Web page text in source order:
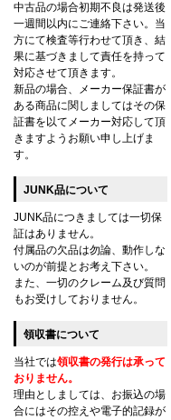
中古品の場合初期不良は発送後
一週間以内にご連絡下さい。当
方にて検査等行わせて頂き、結
果に基づきまして責任を持って
対応させて頂きます。
新品の場合、メーカー保証書が
ある商品に関しましてはその保
証書を以てメーカー対応して頂
きますようお願い申し上げま
す。
JUNK品について
JUNK品につきましては一切保
証はありません。
付属品の欠品は勿論、動作しな
いのが前提とお考え下さい。
また、一切のクレーム及び質問
もお受けしておりません。
領収書について
当社では領収書の発行は承って
おりません。
理由としましては、お振込の場
合にはその控えや電子的記録が